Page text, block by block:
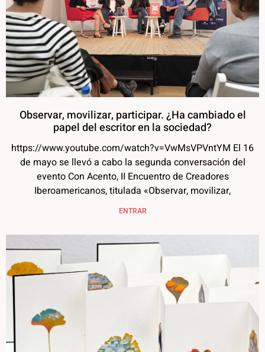
Observar, movilizar, participar. ¿Ha cambiado el
papel del escritor en la sociedad?
https://www.youtube.com/watch?v=VwMsVPVntYM El 16
de mayo se llevó a cabo la segunda conversación del
evento Con Acento, II Encuentro de Creadores
Iberoamericanos, titulada «Observar, movilizar,
ENTRAR